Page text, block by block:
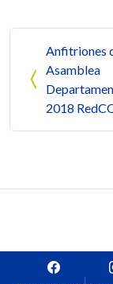
Anfitriones
Asamblea
2018